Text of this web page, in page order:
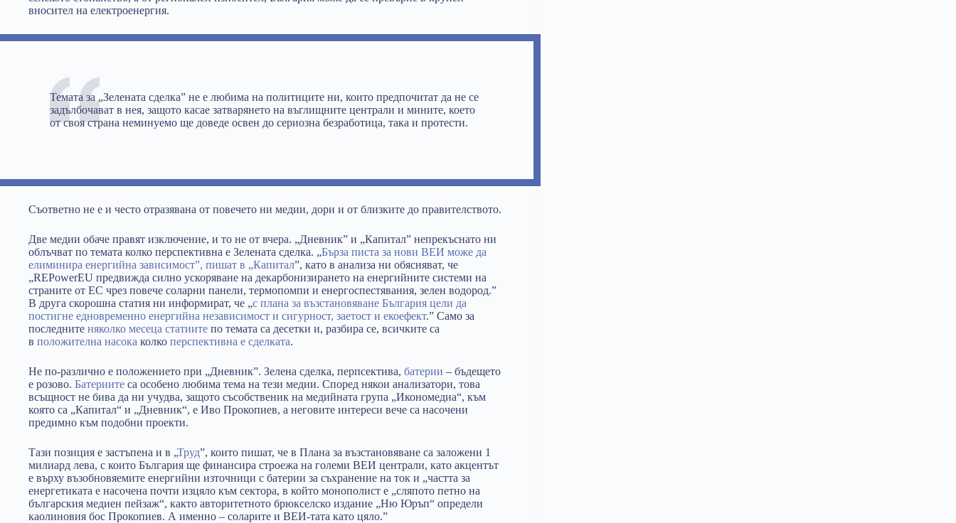
вносител на електроенергия.
Темата за „Зелената сделка” не е любима на политиците ни, които предпочитат да не се
задълбочават в нея, защото касае затварянето на въглищните централи и мините, което
от своя страна неминуемо ще доведе освен до сериозна безработица, така и протести.
Съответно не е и често отразявана от повечето ни медии, дори и от близките до правителството.
Две медии обаче правят изключение, и то не от вчера. „Дневник” и „Капитал” непрекъснато ни
облъчват по темата колко перспективна е Зелената сделка. „Бърза писта за нови ВЕИ може да
елиминира енергийна зависимост”, пишат в „Капитал”, като в анализа ни обясняват, че
„REPowerEU предвижда силно ускоряване на декарбонизирането на енергийните системи на
страните от ЕС чрез повече соларни панели, термопомпи и енергоспестявания, зелен водород.”
В друга скорошна статия ни информират, че „с плана за възстановяване България цели да
постигне едновременно енергийна независимост и сигурност, заетост и екоефект.” Само за
последните няколко месеца статиите по темата са десетки и, разбира се, всичките са
в положителна насока колко перспективна е сделката.
Не по-различно е положението при „Дневник”. Зелена сделка, перпсектива, батерии – бъдещето
е розово. Батериите са особено любима тема на тези медии. Според някои анализатори, това
всъщност не бива да ни учудва, защото съсобственик на медийната група „Икономедиа“, към
която са „Капитал“ и „Дневник“, е Иво Прокопиев, а неговите интереси вече са насочени
предимно към подобни проекти.
Тази позиция е застъпена и в „Труд”, които пишат, че в Плана за възстановяване са заложени 1
милиард лева, с които България ще финансира строежа на големи ВЕИ централи, като акцентът
е върху възобновяемите енергийни източници с батерии за съхранение на ток и „частта за
енергетиката е насочена почти изцяло към сектора, в който монополист е „сляпото петно на
българския медиен пейзаж“, както авторитетното брюкселско издание „Ню Юръп“ определи
каолиновия бос Прокопиев. А именно – соларите и ВЕИ-тата като цяло.”